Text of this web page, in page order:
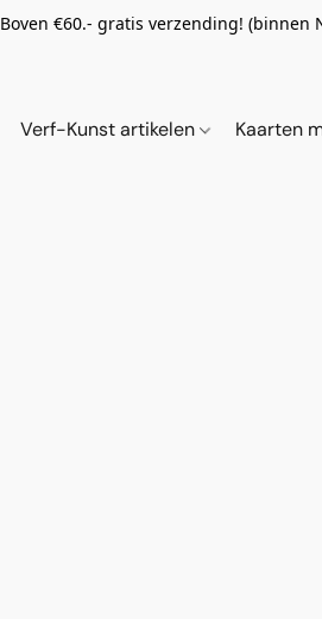
Boven €60.- gratis verzending! (binnen
Verf-Kunst artikelen Kaarten